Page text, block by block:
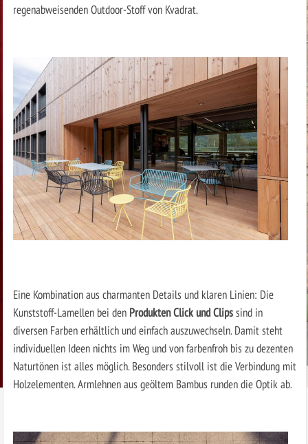
regenabweisenden Outdoor-Stoff von Kvadrat.
Eine Kombination aus charmanten Details und klaren Linien: Die
Kunststoff-Lamellen bei den Produkten Click und Clipssind in
diversen Farben erhältlich und einfach auszuwechseln. Damit steht
individuellen Ideen nichts im Weg und von farbenfroh bis zu dezenten
Naturtönen ist alles möglich. Besonders stilvoll ist die Verbindung mit
Holzelementen. Armlehnen aus geöltem Bambus runden die Optik ab.